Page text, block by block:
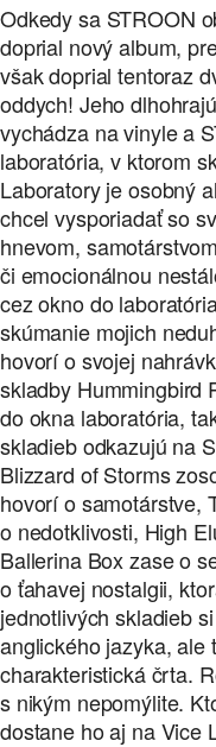
Odkedy sa STROON
doprial nový album,
však doprial tentoraz
oddych! Jeho
vychádza na vinyle a
laboratória, v ktorom
Laboratory je osobný
chcel vysporiadať so
hnevom,
či emocionálnou
cez okno do
skúmanie mojich
hovorí o svojej
skladby Hummingbird
do okna laboratória,
skladieb odkazujú na
Blizzard of Storms
hovorí o samotárstve,
o nedotklivosti, High
Ballerina Box zase o
o ťahavej nostalgii,
jednotlivých skladieb
anglického jazyka, ale
charakteristická črta.
s nikým nepomýlite.
dostane ho aj na Vice